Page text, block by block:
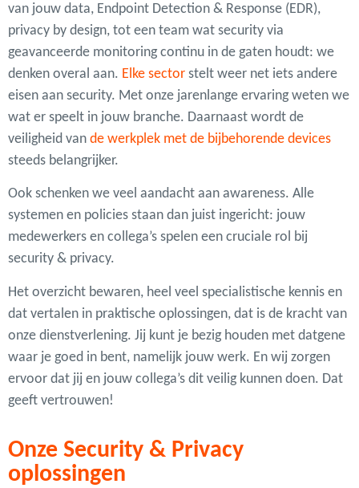
van jouw data, Endpoint Detection & Response (EDR),
privacy by design, tot een team wat security via
geavanceerde monitoring continu in de gaten houdt: we
denken overal aan. Elke sector stelt weer net iets andere
eisen aan security. Met onze jarenlange ervaring weten we
wat er speelt in jouw branche. Daarnaast wordt de
veiligheid van de werkplek met de bijbehorende devices
steeds belangrijker.
Ook schenken we veel aandacht aan awareness. Alle
systemen en policies staan dan juist ingericht: jouw
medewerkers en collega’s spelen een cruciale rol bij
security & privacy.
Het overzicht bewaren, heel veel specialistische kennis en
dat vertalen in praktische oplossingen, dat is de kracht van
onze dienstverlening. Jij kunt je bezig houden met datgene
waar je goed in bent, namelijk jouw werk. En wij zorgen
ervoor dat jij en jouw collega’s dit veilig kunnen doen. Dat
geeft vertrouwen!
Onze Security & Privacy
oplossingen